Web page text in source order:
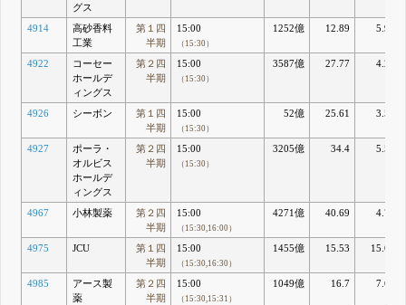
グス
4914
高砂香料
工業
第１四
半期
15:00
（15:30）
1252億 12.89 5.98
4922
コーセー
ホールデ
ィングス
第２四
半期
15:00
（15:30）
3587億 27.77 4.25
4926 シーボン
第１四
半期
15:00
（15:30）
52億 25.61 3.56
4927
ポーラ・
オルビス
ホールデ
ィングス
第２四
半期
15:00
（15:30）
3205億 34.4 5.57
4967 小林製薬
第２四
半期
15:00
（15:30,16:00）
4271億 40.69 4.79
4975 JCU
第１四
半期
15:00
（15:30,16:30）
1455億 15.53 15.69
4985
アース製
薬
第２四
半期
15:00
（15:30,15:31）
1049億 16.7 7.65